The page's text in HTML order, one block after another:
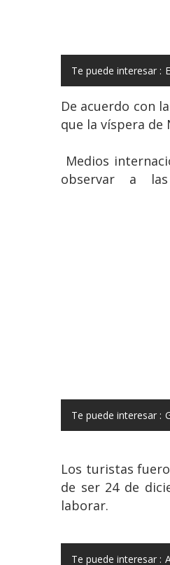
Te puede interesar :
De acuerdo con
que la víspera de
Medios
observar a
Te puede interesar :
Los turistas
de ser 24 de
laborar.
Te puede interesar :